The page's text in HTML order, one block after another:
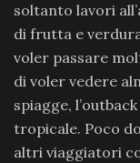
soltanto lavori
di frutta e
voler passare
di voler vedere
spiagge,
tropicale. Poco
altri viaggiatori